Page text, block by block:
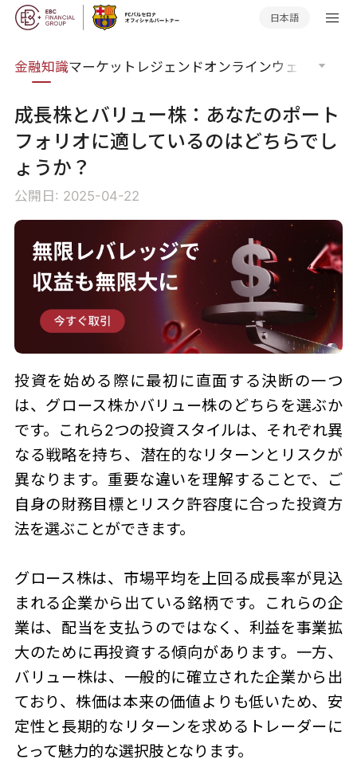
日本語
金融知識マーケットレジェンドオンラインウェビナー
成長株とバリュー株：あなたのポート
フォリオに適しているのはどちらでし
ょうか？
公開日: 2025-04-22
投資を始める際に最初に直面する決断の一つ
は、グロース株かバリュー株のどちらを選ぶか
です。これら2つの投資スタイルは、それぞれ異
なる戦略を持ち、潜在的なリターンとリスクが
異なります。重要な違いを理解することで、ご
自身の財務目標とリスク許容度に合った投資方
法を選ぶことができます。
グロース株は、市場平均を上回る成長率が見込
まれる企業から出ている銘柄です。これらの企
業は、配当を支払うのではなく、利益を事業拡
大のために再投資する傾向があります。一方、
バリュー株は、一般的に確立された企業から出
ており、株価は本来の価値よりも低いため、安
定性と長期的なリターンを求めるトレーダーに
とって魅力的な選択肢となります。